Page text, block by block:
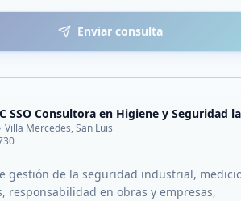
Enviar consulta
SSO Consultora en Higiene y Seguridad
Villa Mercedes, San Luis
gestión de la seguridad industrial,
responsabilidad en obras y empresas,